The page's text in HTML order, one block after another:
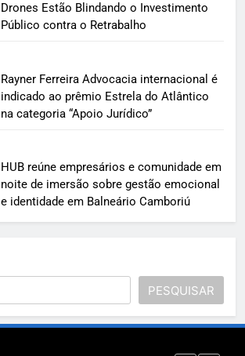
Drones Estão Blindando o Investimento
Público contra o Retrabalho
Rayner Ferreira Advocacia internacional é
indicado ao prêmio Estrela do Atlântico
na categoria “Apoio Jurídico”
HUB reúne empresários e comunidade em
noite de imersão sobre gestão emocional
e identidade em Balneário Camboriú
PESQUISAR